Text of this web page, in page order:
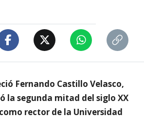
Fernando Castillo Velasco,
la segunda mitad del siglo XX
rector de la Universidad